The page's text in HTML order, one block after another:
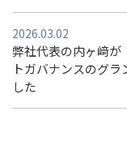
2026.03.02
弊社代表の内ヶ﨑が
トガバナンスのグ
した